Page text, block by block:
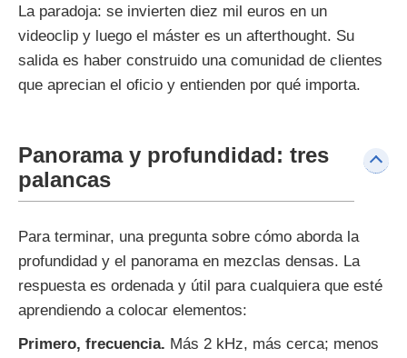
La paradoja: se invierten diez mil euros en un
videoclip y luego el máster es un afterthought. Su
salida es haber construido una comunidad de clientes
que aprecian el oficio y entienden por qué importa.
Panorama y profundidad: tres
palancas
Para terminar, una pregunta sobre cómo aborda la
profundidad y el panorama en mezclas densas. La
respuesta es ordenada y útil para cualquiera que esté
aprendiendo a colocar elementos:
Primero, frecuencia. Más 2 kHz, más cerca; menos